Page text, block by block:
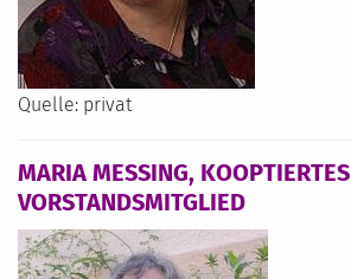
Quelle: privat
MARIA MESSING, KOOPTIERTES
VORSTANDSMITGLIED